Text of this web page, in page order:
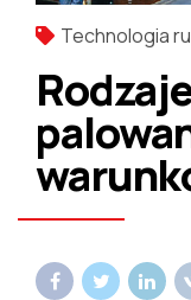
Technologia